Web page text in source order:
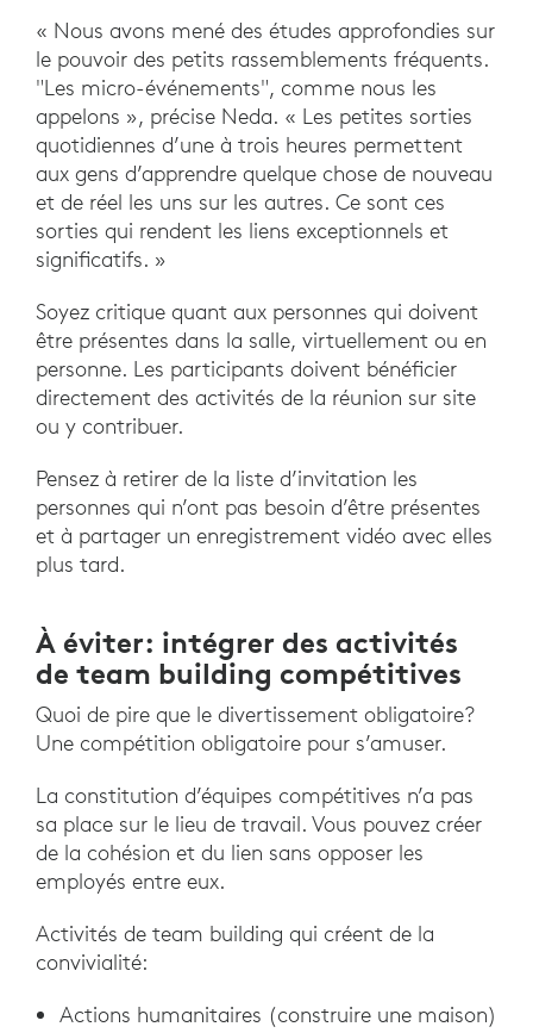
« Nous avons mené des études approfondies sur
le pouvoir des petits rassemblements fréquents.
"Les micro-événements", comme nous les
appelons », précise Neda. « Les petites sorties
quotidiennes d’une à trois heures permettent
aux gens d’apprendre quelque chose de nouveau
et de réel les uns sur les autres. Ce sont ces
sorties qui rendent les liens exceptionnels et
significatifs. »
Soyez critique quant aux personnes qui doivent
être présentes dans la salle, virtuellement ou en
personne. Les participants doivent bénéficier
directement des activités de la réunion sur site
ou y contribuer.
Pensez à retirer de la liste d’invitation les
personnes qui n’ont pas besoin d’être présentes
et à partager un enregistrement vidéo avec elles
plus tard.
À éviter: intégrer des activités
de team building compétitives
Quoi de pire que le divertissement obligatoire?
Une compétition obligatoire pour s’amuser.
La constitution d’équipes compétitives n’a pas
sa place sur le lieu de travail. Vous pouvez créer
de la cohésion et du lien sans opposer les
employés entre eux.
Activités de team building qui créent de la
convivialité:
Actions humanitaires (construire une maison)